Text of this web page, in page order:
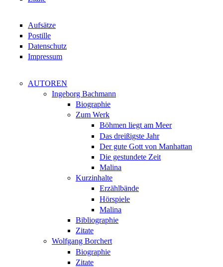
Aufsätze
Postille
Datenschutz
Impressum
AUTOREN
Ingeborg Bachmann
Biographie
Zum Werk
Böhmen liegt am Meer
Das dreißigste Jahr
Der gute Gott von Manhattan
Die gestundete Zeit
Malina
Kurzinhalte
Erzählbände
Hörspiele
Malina
Bibliographie
Zitate
Wolfgang Borchert
Biographie
Zitate